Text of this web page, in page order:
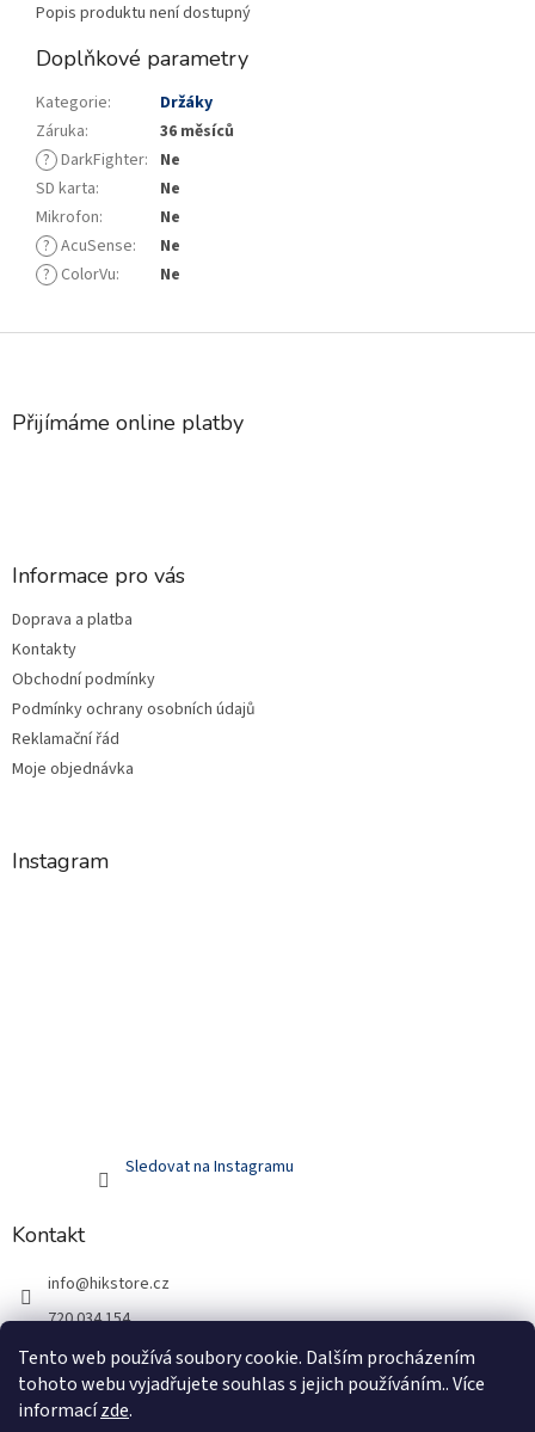
Tento web používá soubory cookie. Dalším procházením
tohoto webu vyjadřujete souhlas s jejich používáním.. Více
informacízde.
Popis produktu není dostupný
Doplňkové parametry
Kategorie:
Držáky
Záruka:
36 měsíců
? DarkFighter: Ne
SD karta:
Ne
Mikrofon:
Ne
? AcuSense:
Ne
? ColorVu: Ne
Z
Přijímáme online platby
Informace pro vás
Doprava a platba
Kontakty
Obchodní podmínky
Podmínky ochrany osobních údajů
Reklamační řád
Moje objednávka
Instagram
Sledovat na Instagramu
Kontakt
info@hikstore.cz
720 034 154
hikstore.cz
720 034 154